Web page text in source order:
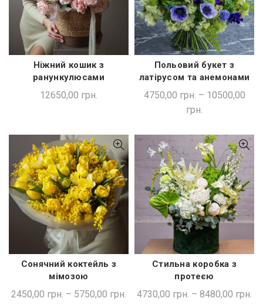
ДОДАТИ В КОШИК
Ніжний кошик з
ранункулюсами
12650,00 грн.
ШВИДКА ПОКУПКА
Польовий букет з
латірусом та анемонами
4750,00 грн. – 10500,00
грн.
ШВИДКА ПОКУПКА
Сонячний коктейль з
мімозою
2450,00 грн. – 5750,00 грн.
ШВИДКА ПОКУПКА
Стильна коробка з
протеєю
4730,00 грн. – 8480,00 грн.